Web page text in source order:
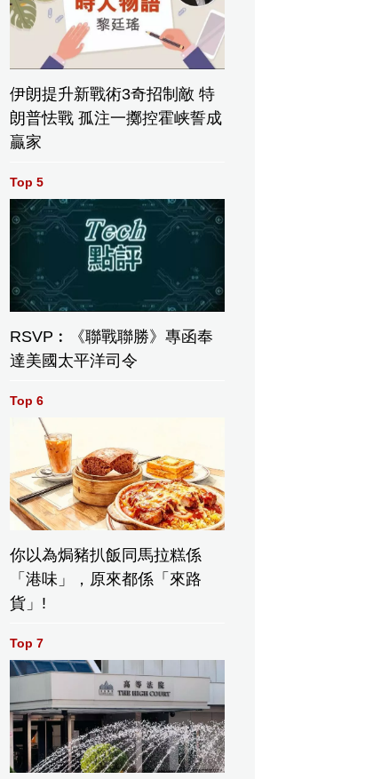
伊朗提升新戰術3奇招制敵 特
朗普怯戰 孤注一擲控霍峡誓成
贏家
Top 5
RSVP︰《聯戰聯勝》專函奉
達美國太平洋司令
Top 6
你以為焗豬扒飯同馬拉糕係
「港味」，原來都係「來路
貨」!
Top 7